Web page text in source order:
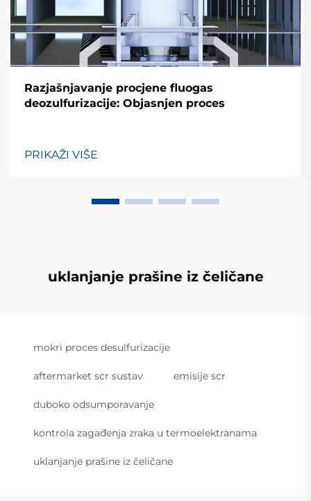
Razjašnjavanje procjene fluogas
deozulfurizacije: Objasnjen proces
PRIKAŽI VIŠE
uklanjanje prašine iz čeličane
mokri proces desulfurizacije
aftermarket scr sustav emisije scr
duboko odsumporavanje
kontrola zagađenja zraka u termoelektranama
uklanjanje prašine iz čeličane